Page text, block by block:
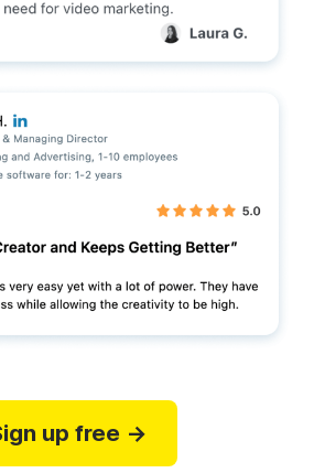
up free →